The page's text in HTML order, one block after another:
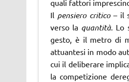
quali fattori
Il pensiero critico– il
verso la quantità. Lo
gesto, è il metro di
attuantesi in modo
cui il deliberare
la competizione